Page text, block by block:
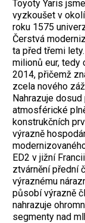
Toyoty Yaris
vyzkoušet v
roku 1575
Čerstvá
ta před třemi
milionů eur, tedy
2014, přičemž
zcela nového
Nahrazuje
atmosférické
konstrukčních
výrazně
ED2 v jižní
ztvárnění přední
výraznému
působí výrazně
nahrazuje
segmenty nad